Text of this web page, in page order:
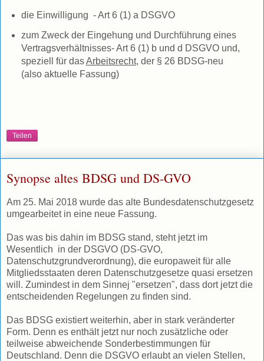
die Einwilligung - Art 6 (1) a DSGVO
zum Zweck der Eingehung und Durchführung eines
Vertragsverhältnisses- Art 6 (1) b und d DSGVO und,
speziell für dasArbeitsrecht, der § 26 BDSG-neu
(also aktuelle Fassung)
Teilen
Synopse altes BDSG und DS-GVO
Am 25. Mai 2018 wurde das alte Bundesdatenschutzgesetz
umgearbeitet in eine neue Fassung.
Das was bis dahin im BDSG stand, steht jetzt im
Wesentlich in der DSGVO (DS-GVO,
Datenschutzgrundverordnung), die europaweit für alle
Mitgliedsstaaten deren Datenschutzgesetze quasi ersetzen
will. Zumindest in dem Sinnej "ersetzen", dass dort jetzt die
entscheidenden Regelungen zu finden sind.
Das BDSG existiert weiterhin, aber in stark veränderter
Form. Denn es enthält jetzt nur noch zusätzliche oder
teilweise abweichende Sonderbestimmungen für
Deutschland. Denn die DSGVO erlaubt an vielen Stellen,